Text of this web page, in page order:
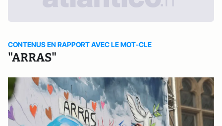
CONTENUS EN RAPPORT AVEC LE MOT-CLE
"ARRAS"